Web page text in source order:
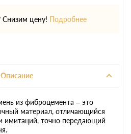
цену! Подробнее
Описание
из фиброцемента – это
материал, отличающийся
имитаций, точно передающий